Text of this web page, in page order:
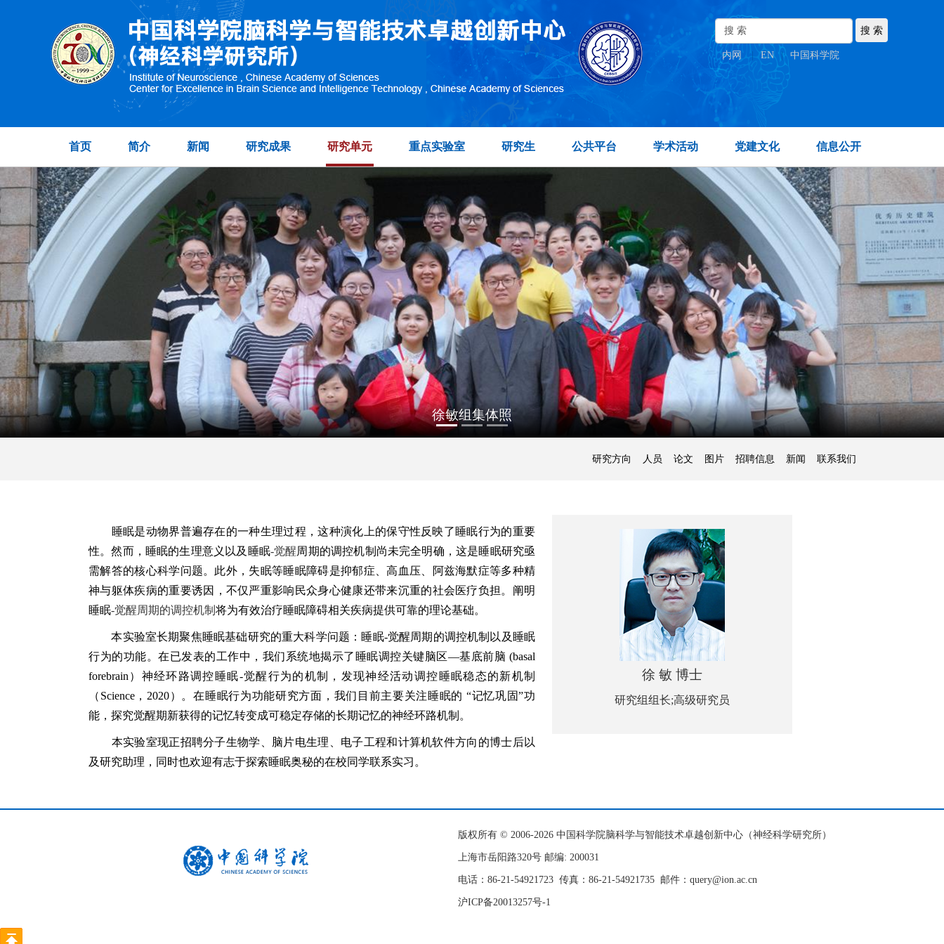
内网 EN | 中国科学院
首页 简介 新闻 研究成果 研究单元 重点实验室 研究生 公共平台 学术活动 党建文化 信息公开
徐敏组集体照
研究方向 人员 论文 图片 招聘信息 新闻 联系我们
睡眠是动物界普遍存在的一种生理过程，这种演化上的保守性反映了睡眠行为的重要
性。然而，睡眠的生理意义 以及睡眠-觉醒周期的调控机制 尚未完全明确， 这是睡眠研究亟
需解答的核心科学问题。此外 ， 失眠等睡眠障碍是抑郁症 、高血压、 阿兹海默症等多种精
神与躯体疾病的重要诱因 ，不仅严重影响民众身心健康还带来沉重的社会医疗负担。阐明
睡眠-觉醒周期的调控机制 将为有效治疗睡眠障碍相关疾病提供可靠的理论基础。
本实验室长期聚焦睡眠基础研究的重大科学问题 ： 睡眠-觉醒周期的调控机制 以及 睡眠
行为的功能。在已发表的工作中， 我们系统地揭示了睡眠调控关键脑区—基底前脑 (basal
forebrain）神经环路调控睡眠-觉醒行为的机制，发现神经活动调控睡眠稳态的新机制
（Science， 2020）。在睡眠行为功能研究方面，我们目前主要关注睡眠的 “记忆巩固”功
能， 探究觉醒期新获得的记忆转变成可稳定存储的长期记忆的神经环路机制 。
本实验室现正招聘分子生物学、 脑片电生理、电子工程和计算机软件方向的博士后以
及研究助理，同时也欢迎有志于探索睡眠奥秘的在校同学联系实习。
徐 敏 博士
研究组组长;高级研究员
版权所有 © 2006-2026 中国科学院脑科学与智能技术卓越创新中心（神经科学研究所）
上海市岳阳路320号 邮编: 200031
电话：86-21-54921723 传真：86-21-54921735 邮件：query@ion.ac.cn
沪ICP备20013257号-1